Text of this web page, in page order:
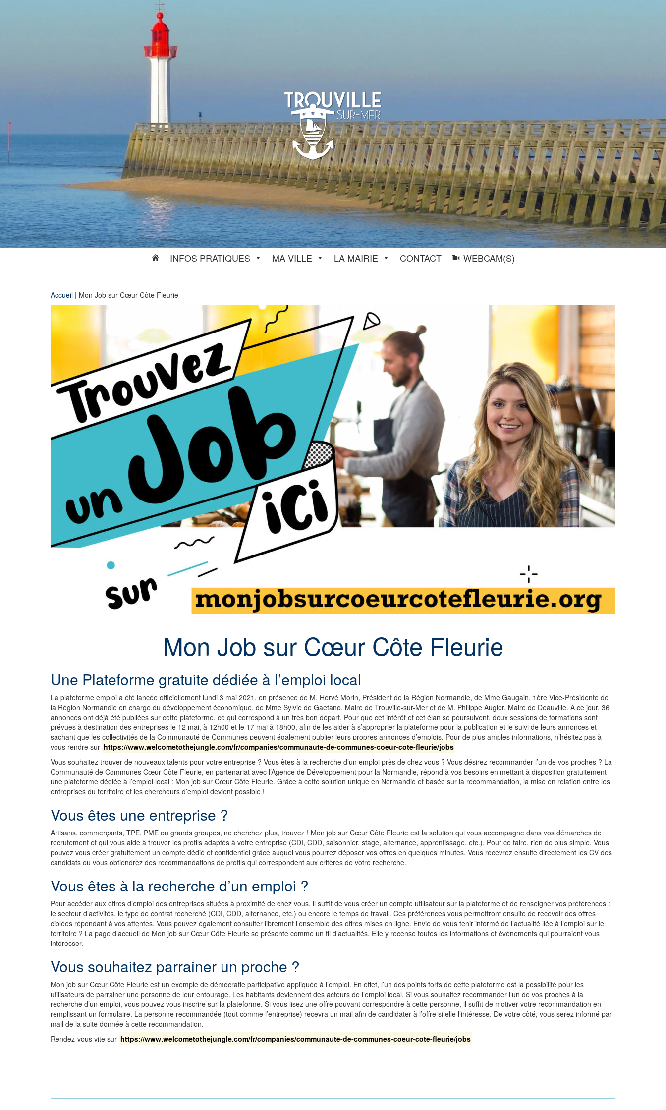
TROUVILLE-SUR-MER
INFOS PRATIQUES MA VILLE LA MAIRIE CONTACT WEBCAM(S)
Accueil | Mon Job sur Cœur Côte Fleurie
Mon Job sur Cœur Côte Fleurie
Une Plateforme gratuite dédiée à l’emploi local
La plateforme emploi a été lancée officiellement lundi 3 mai 2021, en présence de M. Hervé Morin, Président de la Région Normandie, de Mme Gaugain, 1ère Vice-Présidente de
la Région Normandie en charge du développement économique, de Mme Sylvie de Gaetano, Maire de Trouville-sur-Mer et de M. Philippe Augier, Maire de Deauville. A ce jour, 36
annonces ont déjà été publiées sur cette plateforme, ce qui correspond à un très bon départ. Pour que cet intérêt et cet élan se poursuivent, deux sessions de formations sont
prévues à destination des entreprises le 12 mai, à 12h00 et le 17 mai à 18h00, afin de les aider à s’approprier la plateforme pour la publication et le suivi de leurs annonces et
sachant que les collectivités de la Communauté de Communes peuvent également publier leurs propres annonces d’emplois. Pour de plus amples informations, n’hésitez pas à
vous rendre sur https://www.welcometothejungle.com/fr/companies/communaute-de-communes-coeur-cote-fleurie/jobs
Vous souhaitez trouver de nouveaux talents pour votre entreprise ? Vous êtes à la recherche d’un emploi près de chez vous ? Vous désirez recommander l’un de vos proches ? La
Communauté de Communes Cœur Côte Fleurie, en partenariat avec l’Agence de Développement pour la Normandie, répond à vos besoins en mettant à disposition gratuitement
une plateforme dédiée à l’emploi local : Mon job sur Cœur Côte Fleurie. Grâce à cette solution unique en Normandie et basée sur la recommandation, la mise en relation entre les
entreprises du territoire et les chercheurs d’emploi devient possible !
Vous êtes une entreprise ?
Artisans, commerçants, TPE, PME ou grands groupes, ne cherchez plus, trouvez ! Mon job sur Cœur Côte Fleurie est la solution qui vous accompagne dans vos démarches de
recrutement et qui vous aide à trouver les profils adaptés à votre entreprise (CDI, CDD, saisonnier, stage, alternance, apprentissage, etc.). Pour ce faire, rien de plus simple. Vous
pouvez vous créer gratuitement un compte dédié et confidentiel grâce auquel vous pourrez déposer vos offres en quelques minutes. Vous recevrez ensuite directement les CV des
candidats ou vous obtiendrez des recommandations de profils qui correspondent aux critères de votre recherche.
Vous êtes à la recherche d’un emploi ?
Pour accéder aux offres d’emploi des entreprises situées à proximité de chez vous, il suffit de vous créer un compte utilisateur sur la plateforme et de renseigner vos préférences :
le secteur d’activités, le type de contrat recherché (CDI, CDD, alternance, etc.) ou encore le temps de travail. Ces préférences vous permettront ensuite de recevoir des offres
ciblées répondant à vos attentes. Vous pouvez également consulter librement l’ensemble des offres mises en ligne. Envie de vous tenir informé de l’actualité liée à l’emploi sur le
territoire ? La page d’accueil de Mon job sur Cœur Côte Fleurie se présente comme un fil d’actualités. Elle y recense toutes les informations et événements qui pourraient vous
intéresser.
Vous souhaitez parrainer un proche ?
Mon job sur Cœur Côte Fleurie est un exemple de démocratie participative appliquée à l’emploi. En effet, l’un des points forts de cette plateforme est la possibilité pour les
utilisateurs de parrainer une personne de leur entourage. Les habitants deviennent des acteurs de l’emploi local. Si vous souhaitez recommander l’un de vos proches à la
recherche d’un emploi, vous pouvez vous inscrire sur la plateforme. Si vous lisez une offre pouvant correspondre à cette personne, il suffit de motiver votre recommandation en
remplissant un formulaire. La personne recommandée (tout comme l’entreprise) recevra un mail afin de candidater à l’offre si elle l’intéresse. De votre côté, vous serez informé par
mail de la suite donnée à cette recommandation.
Rendez-vous vite sur https://www.welcometothejungle.com/fr/companies/communaute-de-communes-coeur-cote-fleurie/jobs